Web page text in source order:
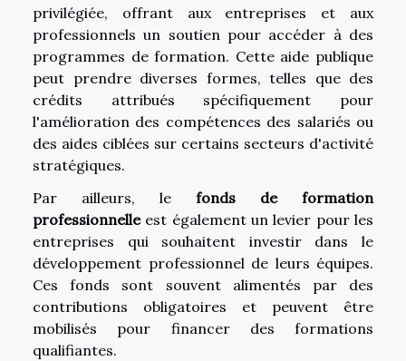
privilégiée, offrant aux entreprises et aux
professionnels un soutien pour accéder à des
programmes de formation. Cette aide publique
peut prendre diverses formes, telles que des
crédits attribués spécifiquement pour
l'amélioration des compétences des salariés ou
des aides ciblées sur certains secteurs d'activité
stratégiques.
Par ailleurs, le fonds de formation
professionnelleest également un levier pour les
entreprises qui souhaitent investir dans le
développement professionnel de leurs équipes.
Ces fonds sont souvent alimentés par des
contributions obligatoires et peuvent être
mobilisés pour financer des formations
qualifiantes.